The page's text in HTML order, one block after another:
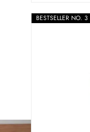
BESTSELLER NO. 3